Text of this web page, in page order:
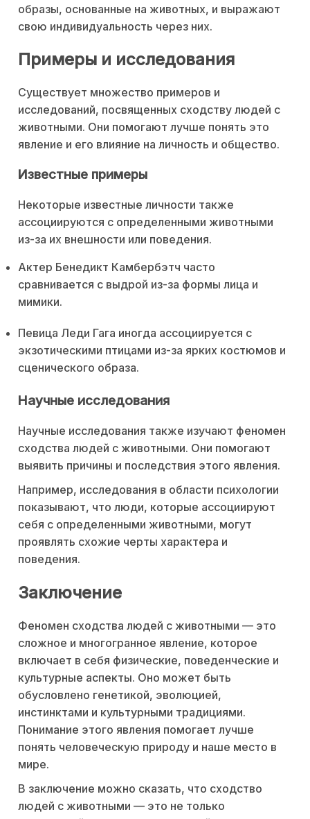
образы, основанные на животных, и выражают
свою индивидуальность через них.
Примеры и исследования
Существует множество примеров и
исследований, посвященных сходству людей с
животными. Они помогают лучше понять это
явление и его влияние на личность и общество.
Известные примеры
Некоторые известные личности также
ассоциируются с определенными животными
из-за их внешности или поведения.
Актер Бенедикт Камбербэтч часто
сравнивается с выдрой из-за формы лица и
мимики.
Певица Леди Гага иногда ассоциируется с
экзотическими птицами из-за ярких костюмов и
сценического образа.
Научные исследования
Научные исследования также изучают феномен
сходства людей с животными. Они помогают
выявить причины и последствия этого явления.
Например, исследования в области психологии
показывают, что люди, которые ассоциируют
себя с определенными животными, могут
проявлять схожие черты характера и
поведения.
Заключение
Феномен сходства людей с животными — это
сложное и многогранное явление, которое
включает в себя физические, поведенческие и
культурные аспекты. Оно может быть
обусловлено генетикой, эволюцией,
инстинктами и культурными традициями.
Понимание этого явления помогает лучше
понять человеческую природу и наше место в
мире.
В заключение можно сказать, что сходство
людей с животными — это не только